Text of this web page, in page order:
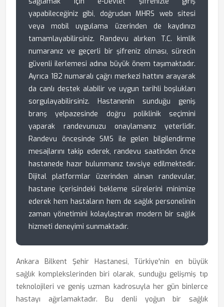
yapabileceğiniz gibi, doğrudan MHRS web sitesi
veya mobil uygulama üzerinden de kaydınızı
tamamlayabilirsiniz. Randevu alırken T.C. kimlik
numaranız ve geçerli bir şifreniz olması, sürecin
güvenli ilerlemesi adına büyük önem taşımaktadır.
Ayrıca 182 numaralı çağrı merkezi hattını arayarak
da canlı destek alabilir ve uygun tarihli boşlukları
sorgulayabilirsiniz. Hastanenin sunduğu geniş
branş yelpazesinde doğru poliklinik seçimini
yaparak randevunuzu onaylamanız yeterlidir.
Randevu öncesinde SMS ile gelen bilgilendirme
mesajlarını takip ederek, randevu saatinden önce
hastanede hazır bulunmanız tavsiye edilmektedir.
Dijital platformlar üzerinden alınan randevular,
hastane içerisindeki bekleme sürelerini minimize
ederek hem hastaların hem de sağlık personelinin
zaman yönetimini kolaylaştıran modern bir sağlık
hizmeti deneyimi sunmaktadır.
Ankara Bilkent Şehir Hastanesi, Türkiye'nin en büyük
sağlık komplekslerinden biri olarak, sunduğu gelişmiş tıp
teknolojileri ve geniş uzman kadrosuyla her gün binlerce
hastayı ağırlamaktadır. Bu denli yoğun bir sağlık